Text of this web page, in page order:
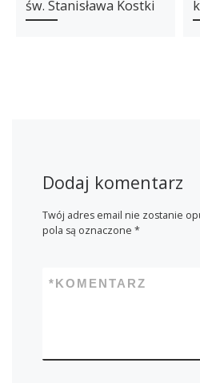
św. Stanisława Kostki
Dodaj komentarz
Twój adres email nie zostanie
pola są oznaczone *
KOMENTARZ
*